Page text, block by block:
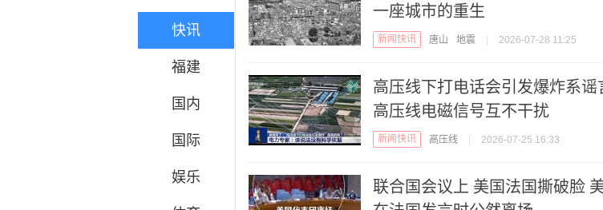
快讯
福建
国内
国际
娱乐
一座城市的重生
新闻快讯 唐山 地震 2026-07-28 11:25
高压线下打电话会引发爆炸系谣
高压线电磁信号互不干扰
新闻快讯 高压线 2026-07-25 16:33
联合国会议上 美国法国撕破脸